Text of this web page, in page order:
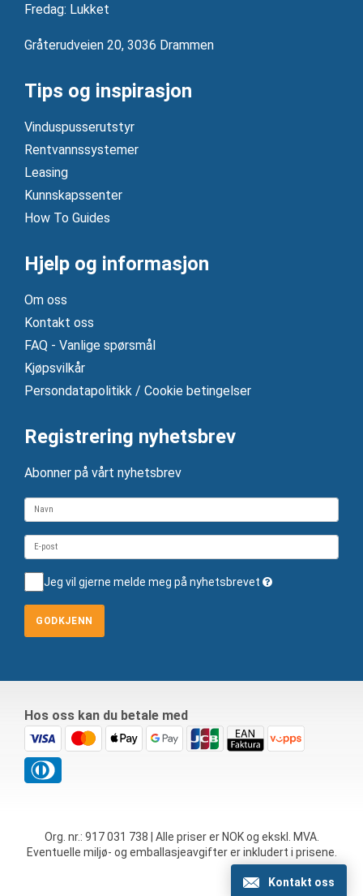
Fredag: Lukket
Gråterudveien 20, 3036 Drammen
Tips og inspirasjon
Vinduspusserutstyr
Rentvannssystemer
Leasing
Kunnskapssenter
How To Guides
Hjelp og informasjon
Om oss
Kontakt oss
FAQ - Vanlige spørsmål
Kjøpsvilkår
Persondatapolitikk / Cookie betingelser
Registrering nyhetsbrev
Abonner på vårt nyhetsbrev
Jeg vil gjerne melde meg på nyhetsbrevet
GODKJENN
Hos oss kan du betale med
Org. nr.: 917 031 738 | Alle priser er NOK og ekskl. MVA.
Eventuelle miljø- og emballasjeavgifter er inkludert i prisene.
Kontakt oss